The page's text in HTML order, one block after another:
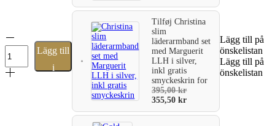
Snöflinga
hängande
örhängen
med
Lägg till
i
TilføjChristina
slim
läderarmband set
med Marguerit
LLH i silver,
inkl gratis
smyckeskrinfor
395,00kr
355,50kr
Lägg till på
önskelistan
Lägg till på
önskelistan